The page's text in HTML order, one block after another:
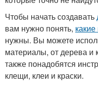
Чтобы начать создавать
вам нужно понять,
нужны. Вы можете
материалы, от дерева и
также понадобятся
клещи, клеи и краски.